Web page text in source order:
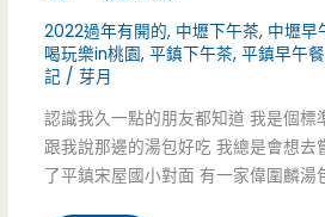
2022過年有開的, 中壢下午茶, 中壢早
喝玩樂in桃園,平鎮下午茶,平鎮早午餐
記 /芽月
認識我久一點的朋友都知道 我是個標
跟我說那邊的湯包好吃 我總是會想去
了平鎮宋屋國小對面 有一家偉圍麟湯